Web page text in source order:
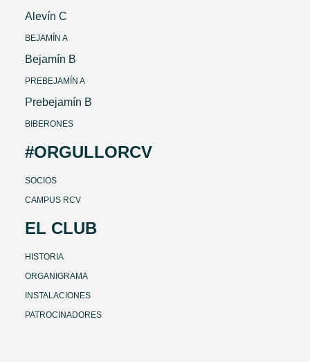
Alevín C
BEJAMÍN A
Bejamín B
PREBEJAMÍN A
Prebejamín B
BIBERONES
#ORGULLORCV
SOCIOS
CAMPUS RCV
EL CLUB
HISTORIA
ORGANIGRAMA
INSTALACIONES
PATROCINADORES